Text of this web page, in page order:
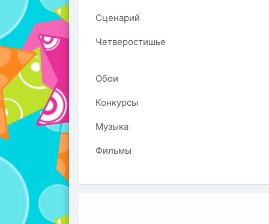
Сценарий
Четверостишье
Обои
Конкурсы
Музыка
Фильмы